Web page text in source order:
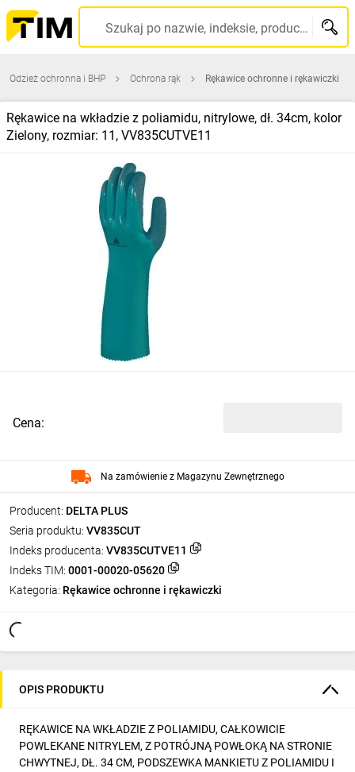
Szukaj po nazwie, indeksie, producencie, kodzie kreskowym...
Odzież ochronna i BHP Ochrona rąk Rękawice ochronne i rękawiczki
Rękawice na wkładzie z poliamidu, nitrylowe, dł. 34cm, kolor
Zielony, rozmiar: 11, VV835CUTVE11
Producent: DELTA PLUS
Seria produktu: VV835CUT
Indeks producenta: VV835CUTVE11
Indeks TIM: 0001-00020-05620
Kategoria: Rękawice ochronne i rękawiczki
Cena:
Na zamówienie z Magazynu Zewnętrznego
OPIS PRODUKTU
RĘKAWICE NA WKŁADZIE Z POLIAMIDU, CAŁKOWICIE
POWLEKANE NITRYLEM, Z POTRÓJNĄ POWŁOKĄ NA STRONIE
CHWYTNEJ, DŁ. 34 CM, PODSZEWKA MANKIETU Z POLIAMIDU I